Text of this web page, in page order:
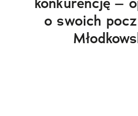
o swoich